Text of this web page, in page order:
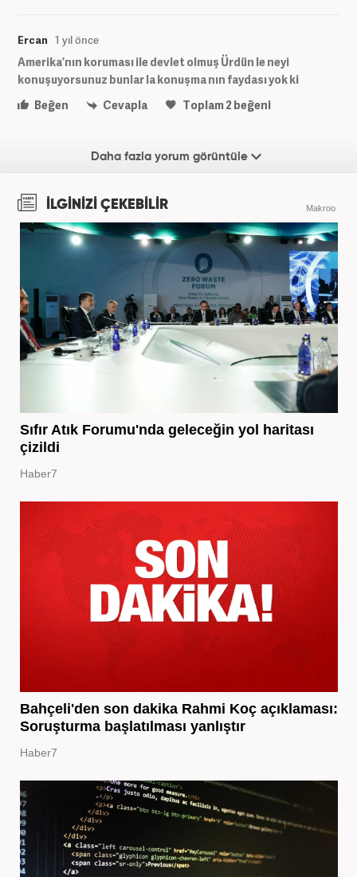
Ercan 1 yıl önce
Amerika’nın koruması ile devlet olmuş Ürdün le neyi
konuşuyorsunuz bunlar la konuşma nın faydası yok ki
Beğen
Cevapla Toplam2 beğeni
Daha fazla yorum görüntüle
İLGİNİZİ ÇEKEBİLİR Makroo
Sıfır Atık Forumu'nda geleceğin yol haritası
çizildi
Haber7
Bahçeli'den son dakika Rahmi Koç açıklaması:
Soruşturma başlatılması yanlıştır
Haber7